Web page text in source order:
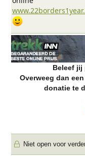
Beleef jij
Overweeg dan
donatie te
Niet open voor